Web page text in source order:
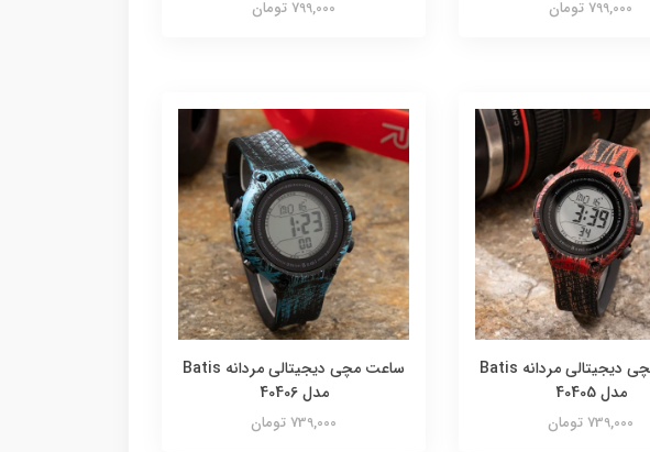
799,000 تومان 799,000 تومان
ساعت مچی دیجیتالی مردانه Batis
مدل 40405
739,000 تومان
ساعت مچی دیجیتالی مردانه Batis
مدل 40406
739,000 تومان